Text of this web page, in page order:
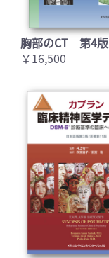
胸部のCT 第4版
￥16,500